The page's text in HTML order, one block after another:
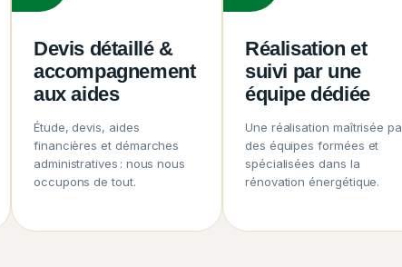
Devis détaillé &
accompagnement
aux aides
Étude, devis, aides
financières et démarches
administratives : nous nous
occupons de tout.
Réalisation et
suivi par une
équipe dédiée
Une réalisation maîtrisée
des équipes formées et
spécialisées dans la
rénovation énergétique.